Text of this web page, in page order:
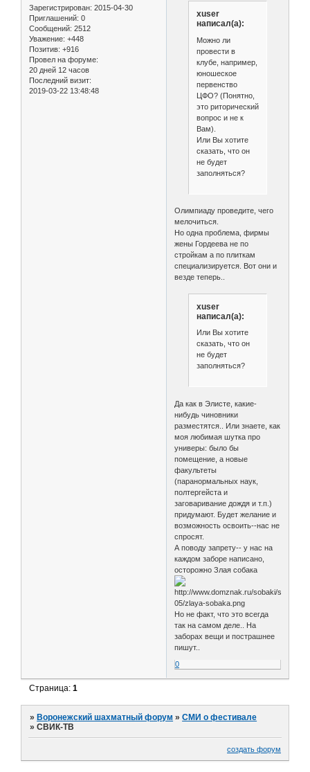
Зарегистрирован: 2015-04-30
Приглашений: 0
Сообщений: 2512
Уважение: +448
Позитив: +916
Провел на форуме:
20 дней 12 часов
Последний визит:
2019-03-22 13:48:48
xuser
написал(а):
Можно ли
провести в
клубе, например,
юношеское
первенство
ЦФО? (Понятно,
это риторический
вопрос и не к
Вам).
Или Вы хотите
сказать, что он
не будет
заполняться?
Олимпиаду проведите, чего
мелочиться.
Но одна проблема, фирмы
жены Гордеева не по
стройкам а по плиткам
специализируется. Вот они и
везде теперь..
xuser
написал(а):
Или Вы хотите
сказать, что он
не будет
заполняться?
Да как в Элисте, какие-
нибудь чиновники
разместятся.. Или знаете, как
моя любимая шутка про
универы: было бы
помещение, а новые
факультеты
(паранормальных наук,
полтергейста и
заговаривание дождя и т.п.)
придумают. Будет желание и
возможность освоить--нас не
спросят.
А поводу запрету-- у нас на
каждом заборе написано,
осторожно Злая собака
Но не факт, что это всегда
так на самом деле.. На
заборах вещи и пострашнее
пишут..
0
Страница:1
» Воронежский шахматный форум »СМИ о фестивале
»СВИК-ТВ
создать форум